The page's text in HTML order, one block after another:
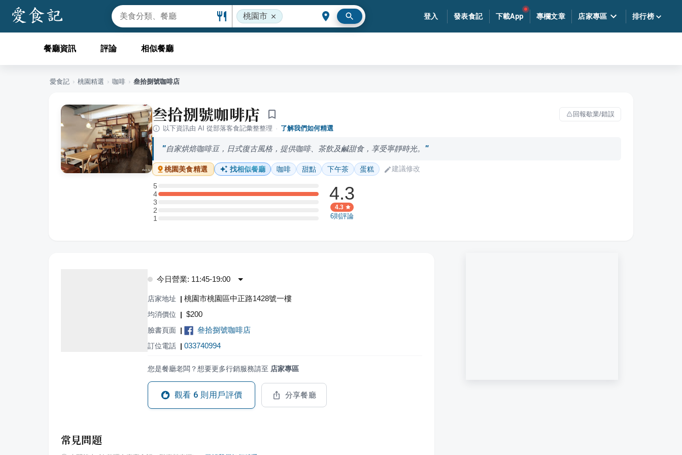
桃園市 登入 發表食記 下載App 專欄文章 店家專區 排行榜
餐廳資訊 評論 相似餐廳
愛食記 › 桃園精選 › 咖啡 › 叁拾捌號咖啡店
叁拾捌號咖啡店
回報歇業/錯誤
以下資訊由 AI 從部落客食記彙整整理 · 了解我們如何精選
自家烘焙咖啡豆，日式復古風格，提供咖啡、茶飲及鹹甜食，享受寧靜時光。
桃園美食精選 找相似餐廳 咖啡 甜點 下午茶 蛋糕 建議修改
5
5 星：0 則評論
4
4 星：3 則評論
3
3 星：0 則評論
2
2 星：0 則評論
11 星：0 則評論
4.3
4.3
6則評論
今日營業: 11:45-19:00
店家地址 | 桃園市桃園區中正路1428號一樓
均消價位 | $200
臉書頁面 | 叄拾捌號咖啡店
訂位電話 | 033740994
您是餐廳老闆？想要更多行銷服務請至 店家專區
觀看 6 則用戶評價 分享餐廳
常見問題